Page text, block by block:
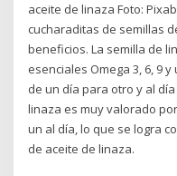
aceite de linaza Foto:
cucharaditas de semillas
beneficios. La semilla de
esenciales Omega 3, 6, 9
de un día para otro y al
linaza es muy valorado
un al día, lo que se logra
de aceite de linaza.